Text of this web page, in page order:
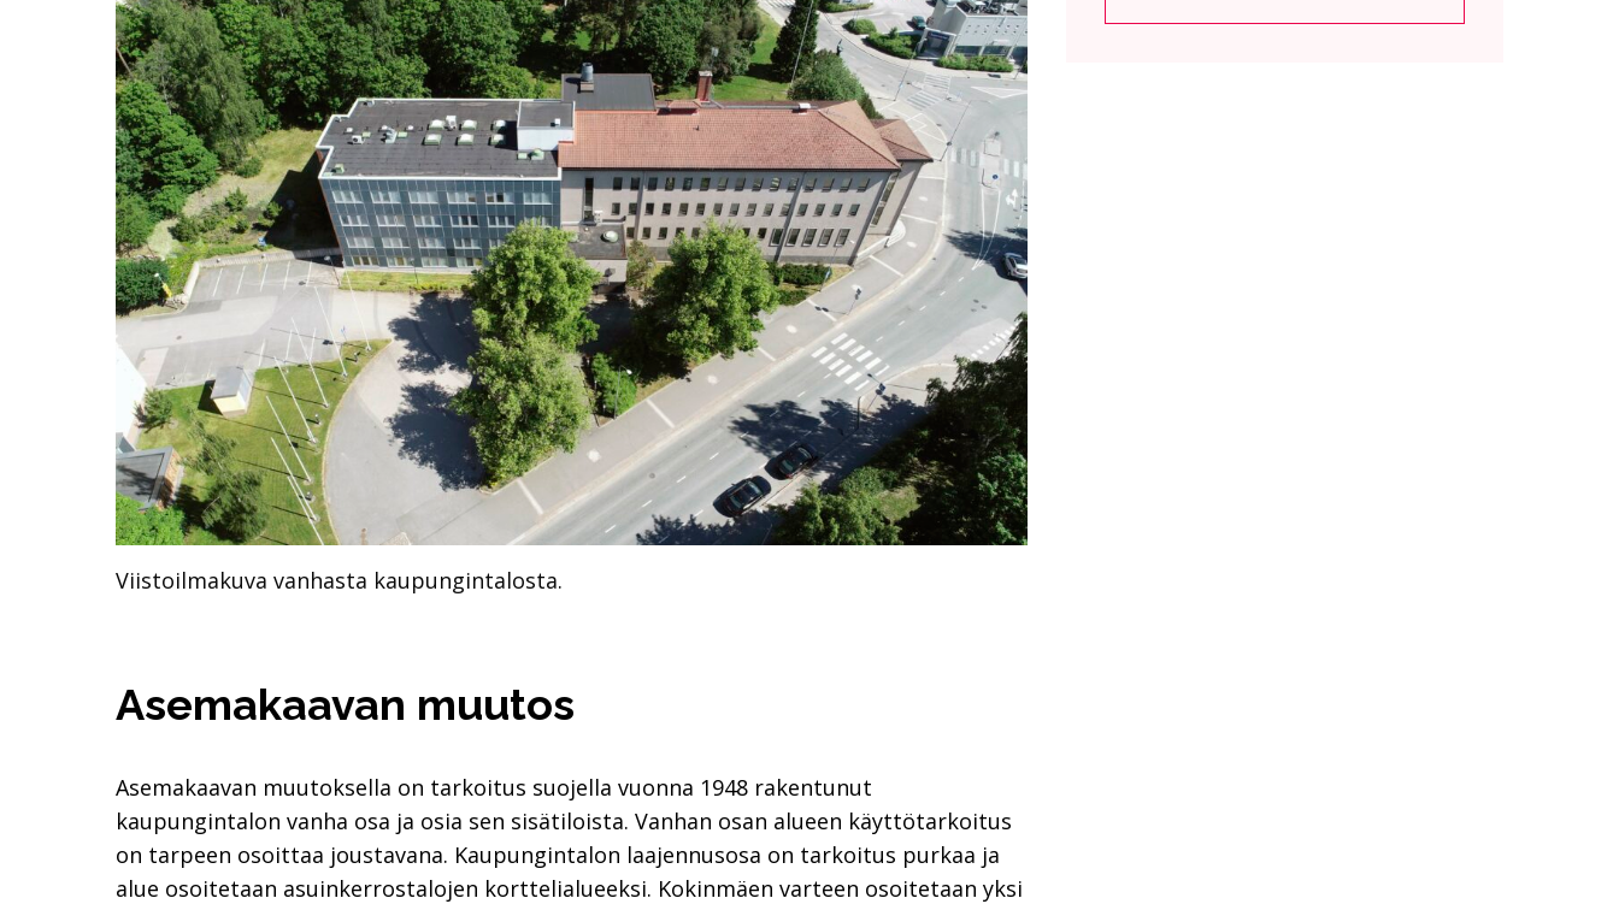
Viistoilmakuva vanhasta kaupungintalosta.
Asemakaavan muutos
Asemakaavan muutoksella on tarkoitus suojella vuonna 1948 rakentunut
kaupungintalon vanha osa ja osia sen sisätiloista. Vanhan osan alueen käyttötarkoitus
on tarpeen osoittaa joustavana. Kaupungintalon laajennusosa on tarkoitus purkaa ja
alue osoitetaan asuinkerrostalojen korttelialueeksi. Kokinmäen varteen osoitetaan yksi